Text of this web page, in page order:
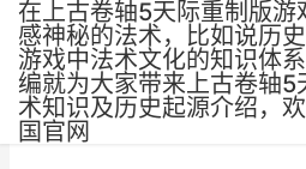
在上古卷轴5天际重制版游
感神秘的法术，比如说历
游戏中法术文化的知识体
编就为大家带来上古卷轴5
术知识及历史起源介绍，
国官网
作者：网三 • 更新时间：2025-06-